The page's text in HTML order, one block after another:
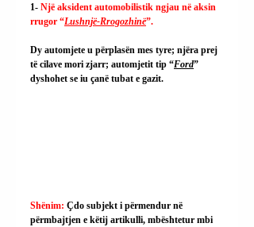
1- Një aksident automobilistik ngjau në aksin
rrugor “Lushnjë-Rrogozhinë”.
Dy automjete u përplasën mes tyre; njëra prej
të cilave mori zjarr; automjetit tip “Ford”
dyshohet se iu çanë tubat e gazit.
Shënim: Çdo subjekt i përmendur në
përmbajtjen e këtij artikulli, mbështetur mbi